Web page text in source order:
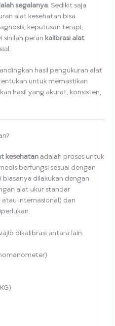
segalanya. Sedikit saja
alat kesehatan bisa
keputusan terapi,
sinilah peran kalibrasi alat
hasil pengukuran alat
untuk memastikan
hasil yang akurat, konsisten,
kesehatan adalah proses untuk
berfungsi sesuai dengan
dilakukan dengan
alat ukur standar
internasional) dan
dikalibrasi antara lain: